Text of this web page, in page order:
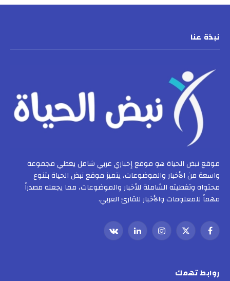
نبذة عنا
موقع نبض الحياة هو موقع إخباري عربي شامل يغطي مجموعة
واسعة من الأخبار والموضوعات، يتميز موقع نبض الحياة بتنوع
محتواه وتغطيته الشاملة للأخبار والموضوعات، مما يجعله مصدراً
مهماً للمعلومات والأخبار للقارئ العربي.
فيسبوك
X
الانستغراملينكدإنVKontakte
روابط تهمك